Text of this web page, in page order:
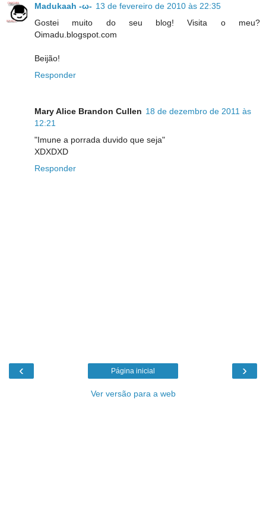
Madukaah -ω- 13 de fevereiro de 2010 às 22:35
Gostei muito do seu blog! Visita o meu?
Oimadu.blogspot.com
Beijão!
Responder
Mary Alice Brandon Cullen 18 de dezembro de 2011 às
12:21
"Imune a porrada duvido que seja"
XDXDXD
Responder
‹ ›
Página inicial
Ver versão para a web